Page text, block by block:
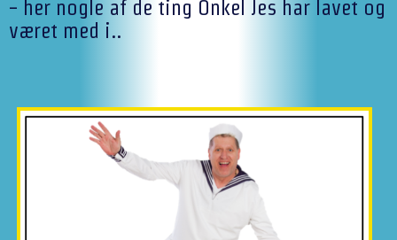
- her nogle af de ting Onkel Jes har lavet og
været med i..